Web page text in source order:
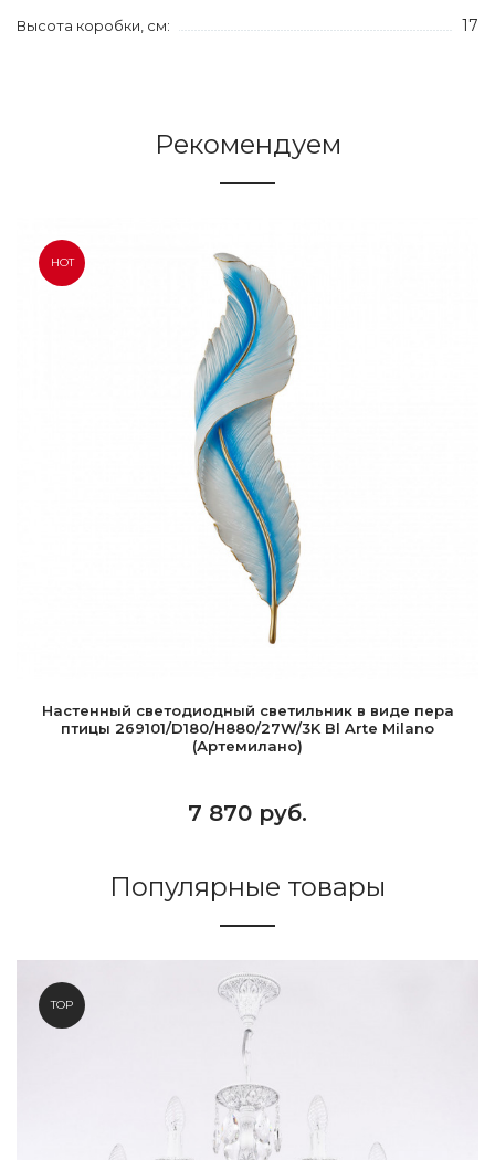
Высота коробки, см: 17
Рекомендуем
HOT
Настенный светодиодный светильник в виде пера
птицы 269101/D180/H880/27W/3K Bl Arte Milano
(Артемилано)
7 870 руб.
Популярные товары
TOP